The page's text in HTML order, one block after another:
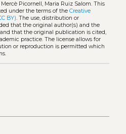
Picornell, Maria Ruiz Salom. This
under the terms of the Creative
BY). The use, distribution or
that the original author(s) and the
that the original publication is cited,
practice. The license allows for
or reproduction is permitted which